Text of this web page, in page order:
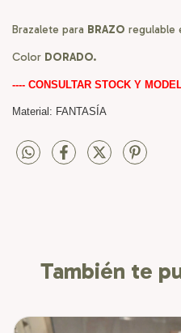
Brazalete para BRAZO regulable
Color DORADO.
---- CONSULTAR STOCK Y
Material: FANTASÍA
También te